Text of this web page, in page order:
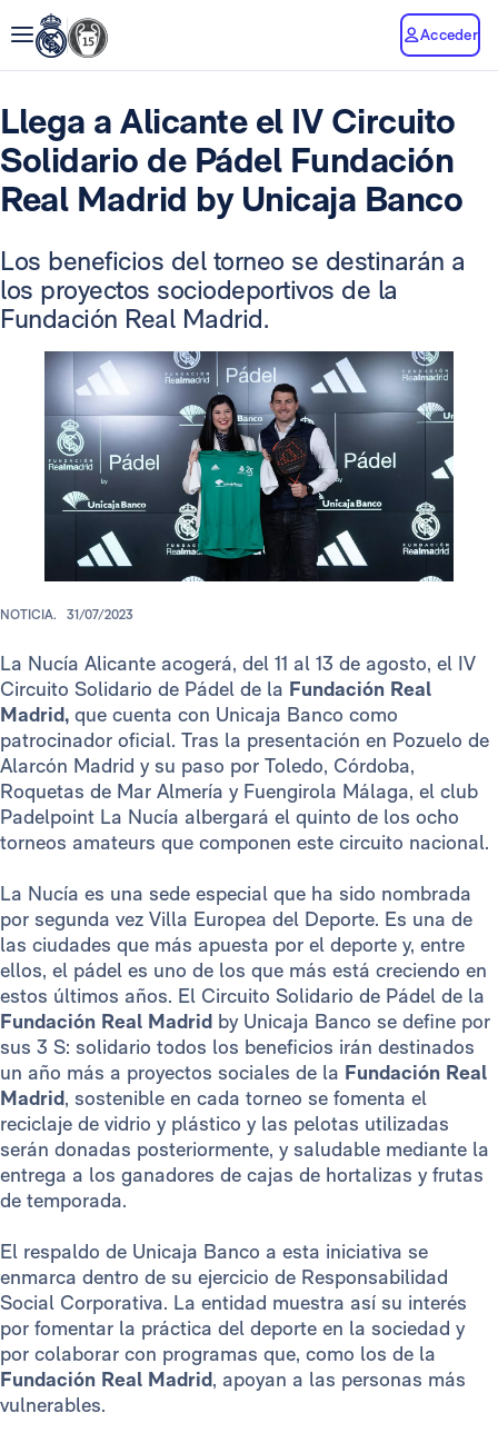
Acceder
Llega a Alicante el IV Circuito
Solidario de Pádel Fundación
Real Madrid by Unicaja Banco
Los beneficios del torneo se destinarán a
los proyectos sociodeportivos de la
Fundación Real Madrid.
NOTICIA. 31/07/2023
La Nucía Alicante acogerá, del 11 al 13 de agosto, el IV
Circuito Solidario de Pádel de la Fundación Real
Madrid, que cuenta con Unicaja Banco como
patrocinador oficial. Tras la presentación en Pozuelo de
Alarcón Madrid y su paso por Toledo, Córdoba,
Roquetas de Mar Almería y Fuengirola Málaga, el club
Padelpoint La Nucía albergará el quinto de los ocho
torneos amateurs que componen este circuito nacional.
La Nucía es una sede especial que ha sido nombrada
por segunda vez Villa Europea del Deporte. Es una de
las ciudades que más apuesta por el deporte y, entre
ellos, el pádel es uno de los que más está creciendo en
estos últimos años. El Circuito Solidario de Pádel de la
Fundación Real Madrid by Unicaja Banco se define por
sus 3 S: solidario todos los beneficios irán destinados
un año más a proyectos sociales de la Fundación Real
Madrid, sostenible en cada torneo se fomenta el
reciclaje de vidrio y plástico y las pelotas utilizadas
serán donadas posteriormente, y saludable mediante la
entrega a los ganadores de cajas de hortalizas y frutas
de temporada.
El respaldo de Unicaja Banco a esta iniciativa se
enmarca dentro de su ejercicio de Responsabilidad
Social Corporativa. La entidad muestra así su interés
por fomentar la práctica del deporte en la sociedad y
por colaborar con programas que, como los de la
Fundación Real Madrid, apoyan a las personas más
vulnerables.